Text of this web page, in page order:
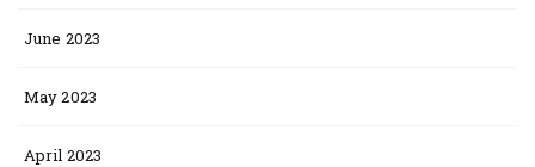
June 2023
May 2023
April 2023